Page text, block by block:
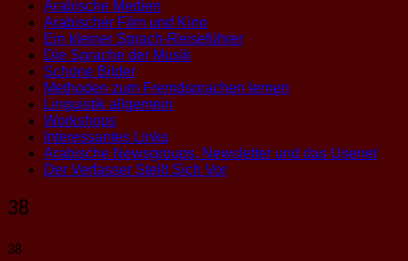
Arabische Medien
Arabischer Film und Kino
Ein kleiner Sprach-Reiseführer
Die Sprache der Musik
Schöne Bilder
Methoden zum Fremdsprachen lernen
Linguistik allgemein
Workshops
Interessantes Links
Arabische Newsgroups, Newsletter und das Usenet
Der Verfasser Stellt Sich Vor
38
38